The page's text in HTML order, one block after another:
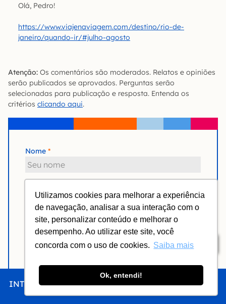
Utilizamos cookies para melhorar a experiência
de navegação, analisar a sua interação com o
site, personalizar conteúdo e melhorar o
desempenho. Ao utilizar este site, você
concorda com o uso de cookies. Saiba mais
Ok, entendi!
INTRO CHEGAR FICAR COMER FAZER
Índice
Olá, Pedro!
https://www.viajenaviagem.com/destino/rio-de-
janeiro/quando-ir/#julho-agosto
Atenção: Os comentários são moderados. Relatos e opiniões
serão publicados se aprovados. Perguntas serão
selecionadas para publicação e resposta. Entenda os
critérios clicando aqui.
Nome
Comentário